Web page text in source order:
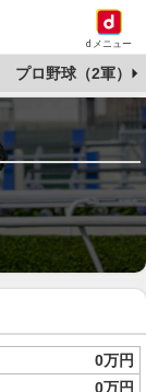
dメニュー
プロ野球（2軍）
0万円
0万円